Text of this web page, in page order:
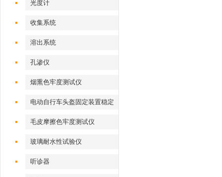
光度计
收集系统
溶出系统
孔渗仪
烟熏色牢度测试仪
电动自行车头盔固定装置稳定
性测试仪
毛皮摩擦色牢度测试仪
玻璃耐水性试验仪
听诊器